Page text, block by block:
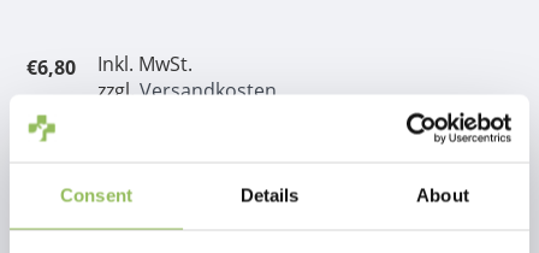
Consent Details About
€6,80
Inkl. MwSt.
zzgl.Versandkosten